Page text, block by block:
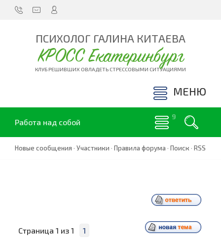
ПСИХОЛОГ ГАЛИНА КИТАЕВА
КРОСС Екатеринбург
КЛУБ РЕШИВШИХ ОВЛАДЕТЬ СТРЕССОВЫМИ СИТУАЦИЯМИ
МЕНЮ
Работа над собой
Новые сообщения · Участники · Правила форума · Поиск · RSS
Страница 1 из 1 1